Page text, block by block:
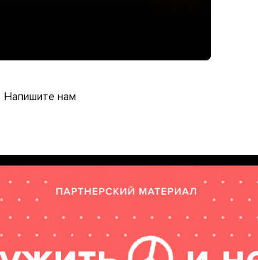
Напишите нам